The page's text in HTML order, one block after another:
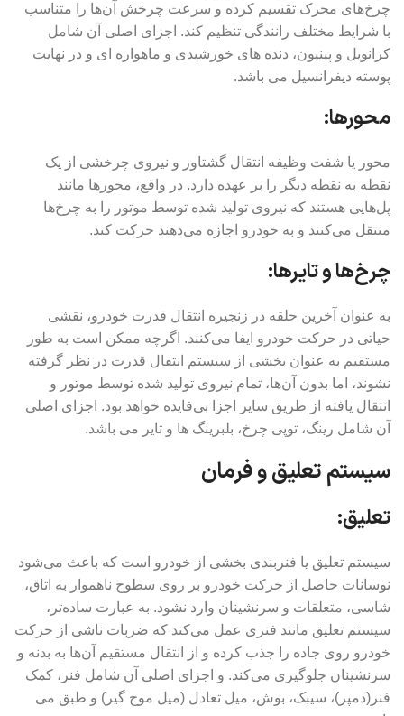
چرخ‌های محرک تقسیم کرده و سرعت چرخش آن‌ها را متناسب
با شرایط مختلف رانندگی تنظیم کند. اجزای اصلی آن شامل
کرانویل و پینیون، دنده های خورشیدی و ماهواره ای و در نهایت
پوسته دیفرانسیل می باشد.
محورها:
محور یا شفت وظیفه انتقال گشتاور و نیروی چرخشی از یک
نقطه به نقطه دیگر را بر عهده دارد. در واقع، محورها مانند
پل‌هایی هستند که نیروی تولید شده توسط موتور را به چرخ‌ها
منتقل می‌کنند و به خودرو اجازه می‌دهند حرکت کند.
چرخ‌ها و تایرها:
به عنوان آخرین حلقه در زنجیره انتقال قدرت خودرو، نقشی
حیاتی در حرکت خودرو ایفا می‌کنند. اگرچه ممکن است به طور
مستقیم به عنوان بخشی از سیستم انتقال قدرت در نظر گرفته
نشوند، اما بدون آن‌ها، تمام نیروی تولید شده توسط موتور و
انتقال یافته از طریق سایر اجزا بی‌فایده خواهد بود. اجزای اصلی
آن شامل رینگ، توپی چرخ، بلبرینگ ها و تایر می باشد.
سیستم تعلیق و فرمان
تعلیق:
سیستم تعلیق یا فنربندی بخشی از خودرو است که باعث می‌شود
نوسانات حاصل از حرکت خودرو بر روی سطوح ناهموار به اتاق،
شاسی، متعلقات و سرنشینان وارد نشود. به عبارت ساده‌تر،
سیستم تعلیق مانند فنری عمل می‌کند که ضربات ناشی از حرکت
خودرو روی جاده را جذب کرده و از انتقال مستقیم آن‌ها به بدنه و
سرنشینان جلوگیری می‌کند. و اجزای اصلی آن شامل فنر، کمک
فنر(دمپر)، سیبک، بوش، میل تعادل (میل موج گیر) و طبق می